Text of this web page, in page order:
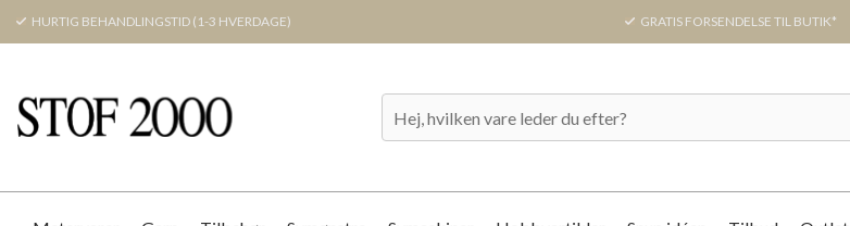
HURTIG BEHANDLINGSTID (1-3 HVERDAGE) GRATIS FORSENDELSE TIL BUTIK*